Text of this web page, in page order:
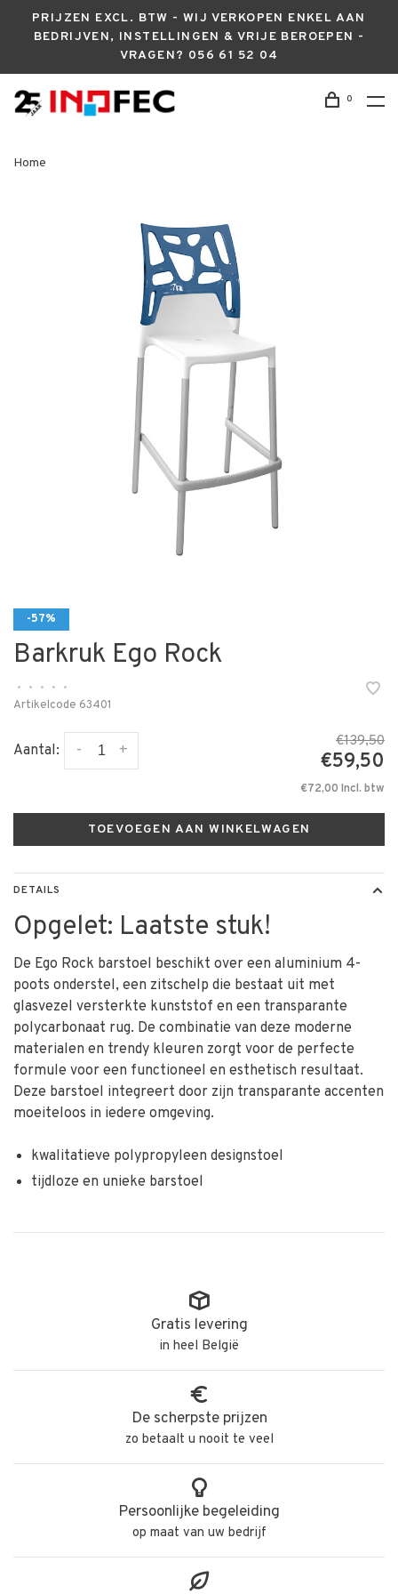
PRIJZEN EXCL. BTW - WIJ VERKOPEN ENKEL AAN
BEDRIJVEN, INSTELLINGEN & VRIJE BEROEPEN -
VRAGEN? 056 61 52 04
0
Home
-57%
Barkruk Ego Rock
• • • •
•
Artikelcode 63401
Aantal: +
-
€139,50
€59,50
€72,00 Incl. btw
TOEVOEGEN AAN WINKELWAGEN
DETAILS
Opgelet: Laatste stuk!
De Ego Rock barstoel beschikt over een aluminium 4-
poots onderstel, een zitschelp die bestaat uit met
glasvezel versterkte kunststof en een transparante
polycarbonaat rug. De combinatie van deze moderne
materialen en trendy kleuren zorgt voor de perfecte
formule voor een functioneel en esthetisch resultaat.
Deze barstoel integreert door zijn transparante accenten
moeiteloos in iedere omgeving.
kwalitatieve polypropyleen designstoel
tijdloze en unieke barstoel
Gratis levering
in heel België
De scherpste prijzen
zo betaalt u nooit te veel
Persoonlijke begeleiding
op maat van uw bedrijf